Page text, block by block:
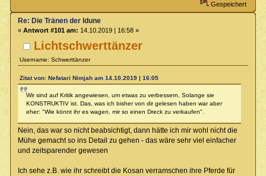
Gespeichert
Lichtschwerttänzer
Username: Schwerttänzer
Re: Die Tränen der Idune
« Antwort #101 am: 14.10.2019 | 16:58 »
Zitat von: Nefatari Nimjah am 14.10.2019 | 16:05
Wir sind auf Kritik angewiesen, um etwas zu verbessern, Solange sie
KONSTRUKTIV ist. Das, was ich bisher von dir gelesen haben war aber
eher: "Wie könnt ihr es wagen, mir so einen Dreck zu verkaufen".
Nein, das war so nicht beabsichtigt, dann hätte ich mir wohl nicht die
Mühe gemacht so ins Detail zu gehen - das wäre sehr viel einfacher
und zeitsparender gewesen
Ich sehe z.B. wie ihr schreibt die Kosan verramschen ihre Pferde für